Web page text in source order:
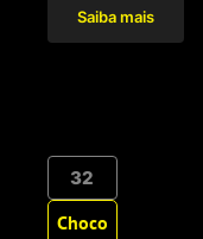
Saiba mais
32
Choco